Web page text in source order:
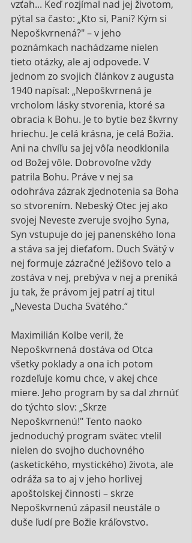
vzťah... Keď rozjímal nad jej životom,
pýtal sa často: „Kto si, Pani? Kým si
Nepoškvrnená?" – v jeho
poznámkach nachádzame nielen
tieto otázky, ale aj odpovede. V
jednom zo svojich článkov z augusta
1940 napísal: „Nepoškvrnená je
vrcholom lásky stvorenia, ktoré sa
obracia k Bohu. Je to bytie bez škvrny
hriechu. Je celá krásna, je celá Božia.
Ani na chvíľu sa jej vôľa neodklonila
od Božej vôle. Dobrovoľne vždy
patrila Bohu. Práve v nej sa
odohráva zázrak zjednotenia sa Boha
so stvorením. Nebeský Otec jej ako
svojej Neveste zveruje svojho Syna,
Syn vstupuje do jej panenského lona
a stáva sa jej dieťaťom. Duch Svätý v
nej formuje zázračné Ježišovo telo a
zostáva v nej, prebýva v nej a preniká
ju tak, že právom jej patrí aj titul
„Nevesta Ducha Svätého.“
Maximilián Kolbe veril, že
Nepoškvrnená dostáva od Otca
všetky poklady a ona ich potom
rozdeľuje komu chce, v akej chce
miere. Jeho program by sa dal zhrnúť
do týchto slov: „Skrze
Nepoškvrnenú!" Tento naoko
jednoduchý program svätec vtelil
nielen do svojho duchovného
(asketického, mystického) života, ale
odráža sa to aj v jeho horlivej
apoštolskej činnosti – skrze
Nepoškvrnenú zápasil neustále o
duše ľudí pre Božie kráľovstvo.